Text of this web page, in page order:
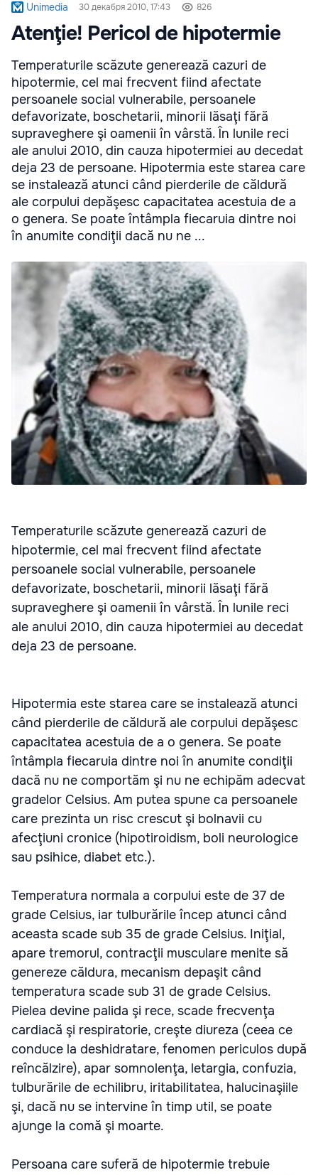
Unimedia 30 декабря 2010, 17:43 826
Atenţie! Pericol de hipotermie
Temperaturile scăzute generează cazuri de
hipotermie, cel mai frecvent fiind afectate
persoanele social vulnerabile, persoanele
defavorizate, boschetarii, minorii lăsaţi fără
supraveghere şi oamenii în vârstă. În lunile reci
ale anului 2010, din cauza hipotermiei au decedat
deja 23 de persoane. Hipotermia este starea care
se instalează atunci când pierderile de căldură
ale corpului depăşesc capacitatea acestuia de a
o genera. Se poate întâmpla fiecaruia dintre noi
în anumite condiţii dacă nu ne ...
Temperaturile scăzute generează cazuri de
hipotermie, cel mai frecvent fiind afectate
persoanele social vulnerabile, persoanele
defavorizate, boschetarii, minorii lăsaţi fără
supraveghere şi oamenii în vârstă. În lunile reci
ale anului 2010, din cauza hipotermiei au decedat
deja 23 de persoane.
Hipotermia este starea care se instalează atunci
când pierderile de căldură ale corpului depăşesc
capacitatea acestuia de a o genera. Se poate
întâmpla fiecaruia dintre noi în anumite condiţii
dacă nu ne comportăm şi nu ne echipăm adecvat
gradelor Celsius. Am putea spune ca persoanele
care prezinta un risc crescut şi bolnavii cu
afecţiuni cronice (hipotiroidism, boli neurologice
sau psihice, diabet etc.).
Temperatura normala a corpului este de 37 de
grade Celsius, iar tulburările încep atunci când
aceasta scade sub 35 de grade Celsius. Iniţial,
apare tremorul, contracţii musculare menite să
genereze căldura, mecanism depaşit când
temperatura scade sub 31 de grade Celsius.
Pielea devine palida şi rece, scade frecvenţa
cardiacă şi respiratorie, creşte diureza (ceea ce
conduce la deshidratare, fenomen periculos după
reîncălzire), apar somnolenţa, letargia, confuzia,
tulburările de echilibru, iritabilitatea, halucinaşiile
şi, dacă nu se intervine în timp util, se poate
ajunge la comă şi moarte.
Persoana care suferă de hipotermie trebuie